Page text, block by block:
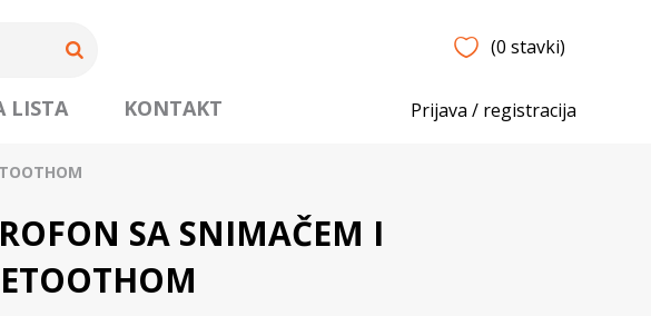
(0 stavki)
Prijava / registracija
LISTA KONTAKT
SA SNIMAČEM I